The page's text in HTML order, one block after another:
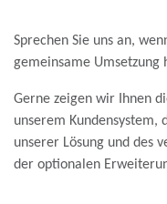
Sprechen Sie uns an,
gemeinsame Umsetzung
Gerne zeigen wir Ihnen
unserem Kundensystem,
unserer Lösung und des
der optionalen